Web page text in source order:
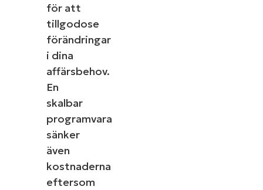
för att
tillgodose
förändringar
i dina
affärsbehov.
En
skalbar
programvara
sänker
även
kostnaderna
eftersom